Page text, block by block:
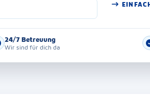
24/7 Betreuung
Wir sind für dich da